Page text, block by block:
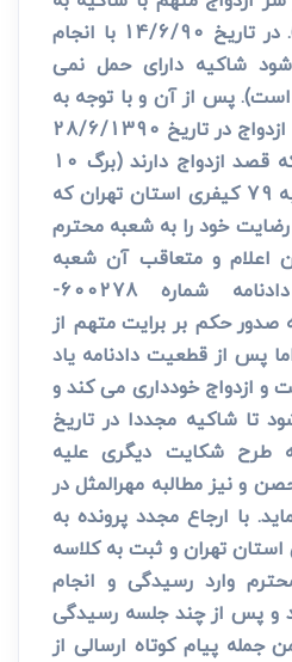
توافق می رسند (ص 7). در تاریخ 14/6/90 با انجام
شاکیه دارای حمل نمی
پس از آن و با توجه به
توافق به عمل آمده برای ازدواج در تاریخ 28/6/1390
شاکیه به همین دلیل که قصد ازدواج دارند (برگ 10
پرونده کلاسه 126 شعبه 79 کیفری استان تهران که
خود را به شعبه محترم
اعلام و متعاقب آن شعبه
محترم مذکور طی دادنامه شماره 600278-
به صدور حکم بر برایت متهم از
پس از قطعیت دادنامه یاد
و ازدواج خودداری می کند و
تا شاکیه مجددا در تاریخ
اقدام به طرح شکایت دیگری علیه
و نیز مطالبه مهرالمثل در
18/10/1390 نماید. با ارجاع مجدد پرونده به
79 کیفری استان تهران و ثبت به کلاسه
محترم وارد رسیدگی و انجام
و پس از چند جلسه رسیدگی
جمله پیام کوتاه ارسالی از